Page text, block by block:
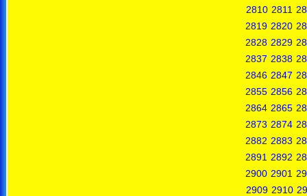
2810 2811
2819 2820
2828 2829
2837 2838
2846 2847
2855 2856
2864 2865
2873 2874
2882 2883
2891 2892
2900 2901
2909 2910